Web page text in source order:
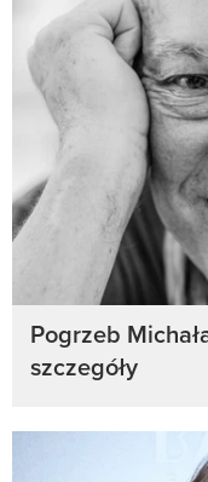
Pogrzeb
szczegóły